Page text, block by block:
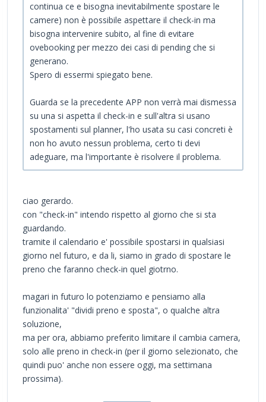
continua ce e bisogna inevitabilmente spostare le
camere) non è possibile aspettare il check-in ma
bisogna intervenire subito, al fine di evitare
ovebooking per mezzo dei casi di pending che si
generano.
Spero di essermi spiegato bene.
Guarda se la precedente APP non verrà mai dismessa
su una si aspetta il check-in e sull'altra si usano
spostamenti sul planner, l'ho usata su casi concreti è
non ho avuto nessun problema, certo ti devi
adeguare, ma l'importante è risolvere il problema.
ciao gerardo.
con "check-in" intendo rispetto al giorno che si sta
guardando.
tramite il calendario e' possibile spostarsi in qualsiasi
giorno nel futuro, e da li, siamo in grado di spostare le
preno che faranno check-in quel giotrno.
magari in futuro lo potenziamo e pensiamo alla
funzionalita' "dividi preno e sposta", o qualche altra
soluzione,
ma per ora, abbiamo preferito limitare il cambia camera,
solo alle preno in check-in (per il giorno selezionato, che
quindi puo' anche non essere oggi, ma settimana
prossima).